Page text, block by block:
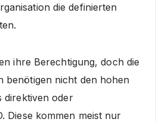
die definierten
ihre Berechtigung, doch die
benötigen nicht den hohen
direktiven oder
Diese kommen meist nur